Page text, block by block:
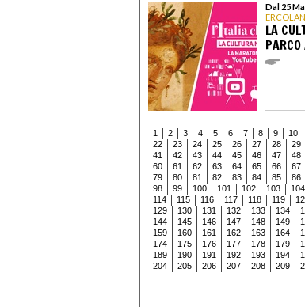
Dal 25
LA
PARCO
1 2 3 4 5 6 7 8 9 10
22
23 24 25 26 27 28 29
41
42 43 44 45 46 47 48
60
61 62 63 64 65 66 67
79
80 81 82 83 84 85 86
98
99 100 101 102 103 104
114
115 116 117 118 119
129
130 131 132 133 134
144
145 146 147 148 149
159
160 161 162 163 164
174
175 176 177 178 179
189
190 191 192 193 194
204
205 206 207 208 209